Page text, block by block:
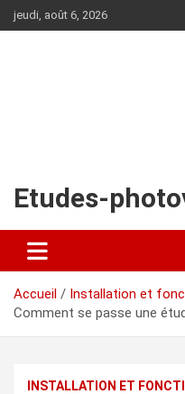
Aller
au
jeudi, août 6, 2026
Etudes-
Accueil
Installation et
Comment se passe une
INSTALLATION ET